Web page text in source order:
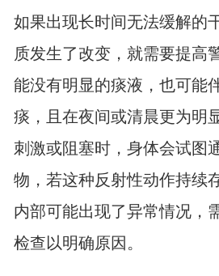
如果出现长时间无法缓解的
质发生了改变，就需要提高
能没有明显的痰液，也可能
痰，且在夜间或清晨更为明
刺激或阻塞时，身体会试图
物，若这种反射性动作持续
内部可能出现了异常情况，
检查以明确原因。